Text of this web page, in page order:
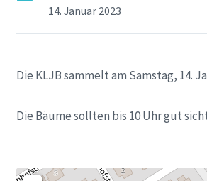
14. Januar 2023
Die KLJB sammelt am Samstag, 14.
Die Bäume sollten bis 10 Uhr gut